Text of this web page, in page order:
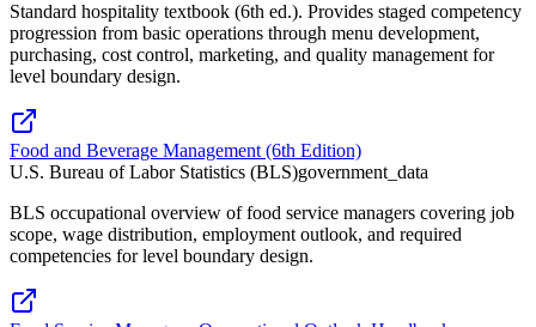
Standard hospitality textbook (6th ed.). Provides staged competency
progression from basic operations through menu development,
purchasing, cost control, marketing, and quality management for
level boundary design.
Food and Beverage Management (6th Edition)
U.S. Bureau of Labor Statistics (BLS)government_data
BLS occupational overview of food service managers covering job
scope, wage distribution, employment outlook, and required
competencies for level boundary design.